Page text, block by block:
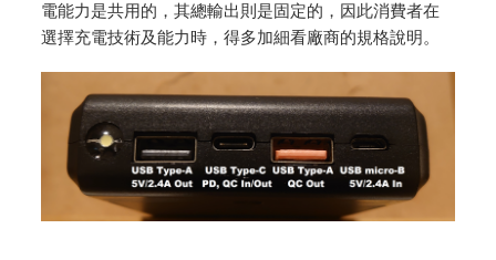
電能力是共用的，其總輸出則是固定的，因此消費者在
選擇充電技術及能力時，得多加細看廠商的規格說明。